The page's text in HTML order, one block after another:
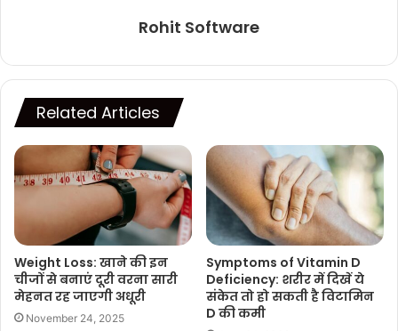
Rohit Software
Related Articles
Weight Loss: खाने की इन
चीजों से बनाएं दूरी वरना सारी
मेहनत रह जाएगी अधूरी
November 24, 2025
Symptoms of Vitamin D
Deficiency: शरीर में दिखें ये
संकेत तो हो सकती है विटामिन
D की कमी